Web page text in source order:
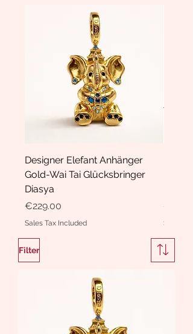
Designer Elefant Anhänger
Gold-Wai Tai Glücksbringer
Diasya
Price
€229.00
Sales Tax Included
Price
Sales
Filter